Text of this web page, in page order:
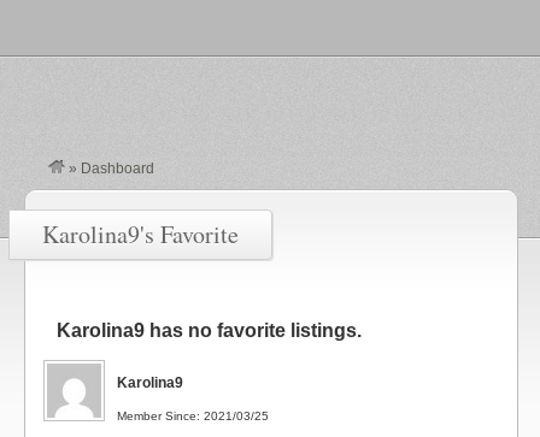
» Dashboard
Karolina9's Favorite
Karolina9 has no favorite listings.
Karolina9
Member Since: 2021/03/25